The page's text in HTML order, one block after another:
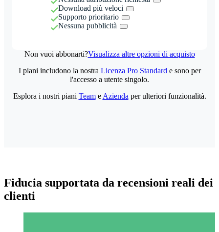
Download più veloci
Supporto prioritario
Nessuna pubblicità
Non vuoi abbonarti?Visualizza altre opzioni di acquisto
I piani includono la nostra Licenza Pro Standard e sono per
l'accesso a utente singolo.
Esplora i nostri piani Teame Azienda per ulteriori funzionalità.
Fiducia supportata da recensioni reali dei
clienti